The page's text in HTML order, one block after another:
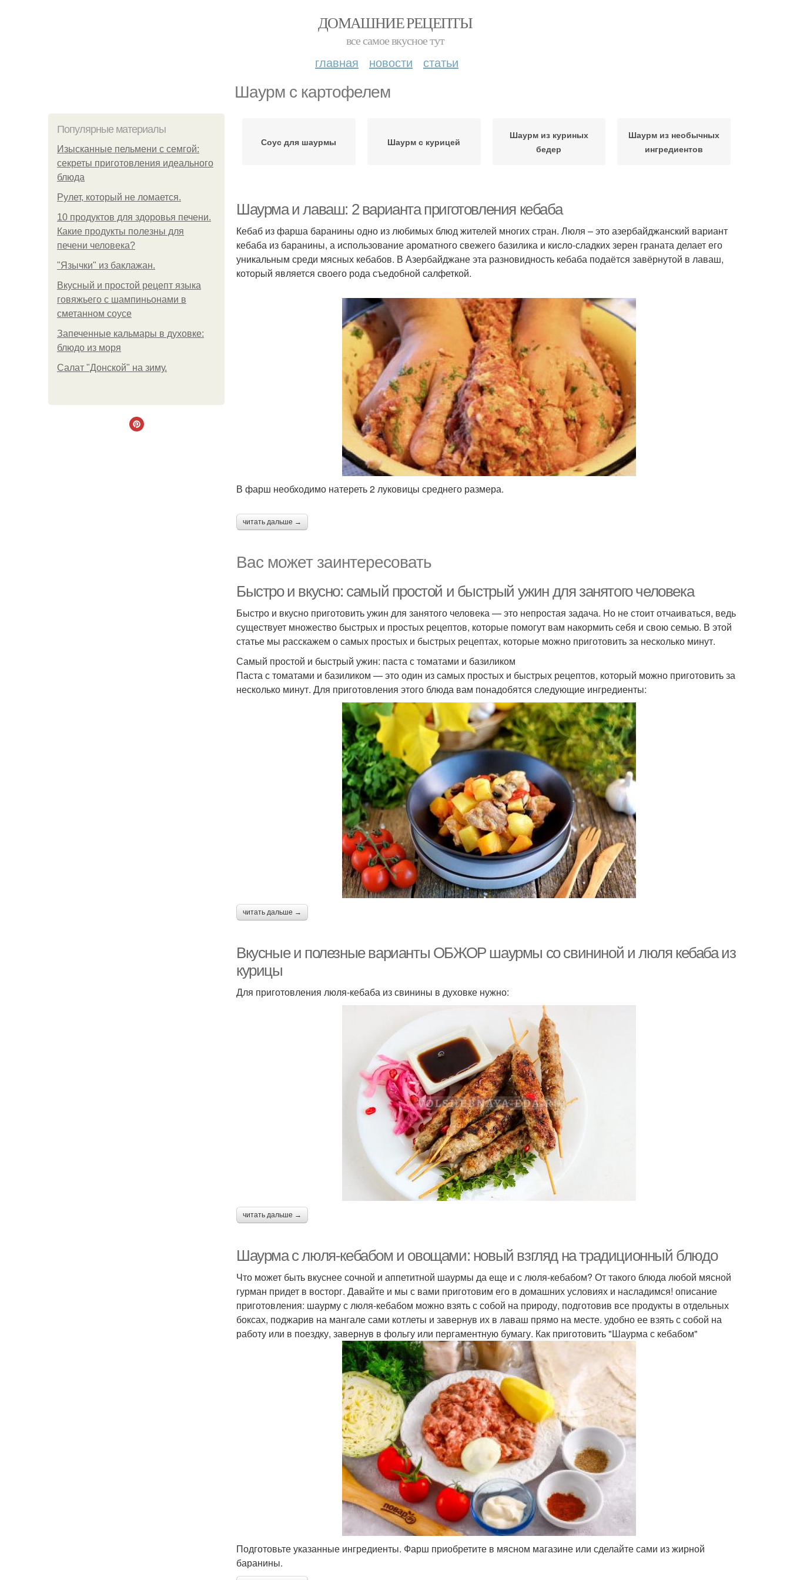
ДОМАШНИЕ РЕЦЕПТЫ
все самое вкусное тут
главная новости статьи
Шаурм с картофелем
Популярные материалы
Изысканные пельмени с семгой:
секреты приготовления идеального
блюда
Рулет, который не ломается.
10 продуктов для здоровья печени.
Какие продукты полезны для
печени человека?
"Язычки" из баклажан.
Вкусный и простой рецепт языка
говяжьего с шампиньонами в
сметанном соусе
Запеченные кальмары в духовке:
блюдо из моря
Салат "Донской" на зиму.
Соус для шаурмы Шаурм с курицей
Шаурм из куриных
бедер
Шаурм из необычных
ингредиентов
Шаурма и лаваш: 2 варианта приготовления кебаба
Кебаб из фарша баранины одно из любимых блюд жителей многих стран. Люля – это азербайджанский вариант
кебаба из баранины, а использование ароматного свежего базилика и кисло-сладких зерен граната делает его
уникальным среди мясных кебабов. В Азербайджане эта разновидность кебаба подаётся завёрнутой в лаваш,
который является своего рода съедобной салфеткой.
В фарш необходимо натереть 2 луковицы среднего размера.
читать дальше →
Вас может заинтересовать
Быстро и вкусно: самый простой и быстрый ужин для занятого человека
Быстро и вкусно приготовить ужин для занятого человека — это непростая задача. Но не стоит отчаиваться, ведь
существует множество быстрых и простых рецептов, которые помогут вам накормить себя и свою семью. В этой
статье мы расскажем о самых простых и быстрых рецептах, которые можно приготовить за несколько минут.
Самый простой и быстрый ужин: паста с томатами и базиликом
Паста с томатами и базиликом — это один из самых простых и быстрых рецептов, который можно приготовить за
несколько минут. Для приготовления этого блюда вам понадобятся следующие ингредиенты:
читать дальше →
Вкусные и полезные варианты ОБЖОР шаурмы со свининой и люля кебаба из
курицы
Для приготовления люля-кебаба из свинины в духовке нужно:
читать дальше →
Шаурма с люля-кебабом и овощами: новый взгляд на традиционный блюдо
Что может быть вкуснее сочной и аппетитной шаурмы да еще и с люля-кебабом? От такого блюда любой мясной
гурман придет в восторг. Давайте и мы с вами приготовим его в домашних условиях и насладимся! описание
приготовления: шаурму с люля-кебабом можно взять с собой на природу, подготовив все продукты в отдельных
боксах, поджарив на мангале сами котлеты и завернув их в лаваш прямо на месте. удобно ее взять с собой на
работу или в поездку, завернув в фольгу или пергаментную бумагу. Как приготовить "Шаурма с кебабом"
Подготовьте указанные ингредиенты. Фарш приобретите в мясном магазине или сделайте сами из жирной
баранины.